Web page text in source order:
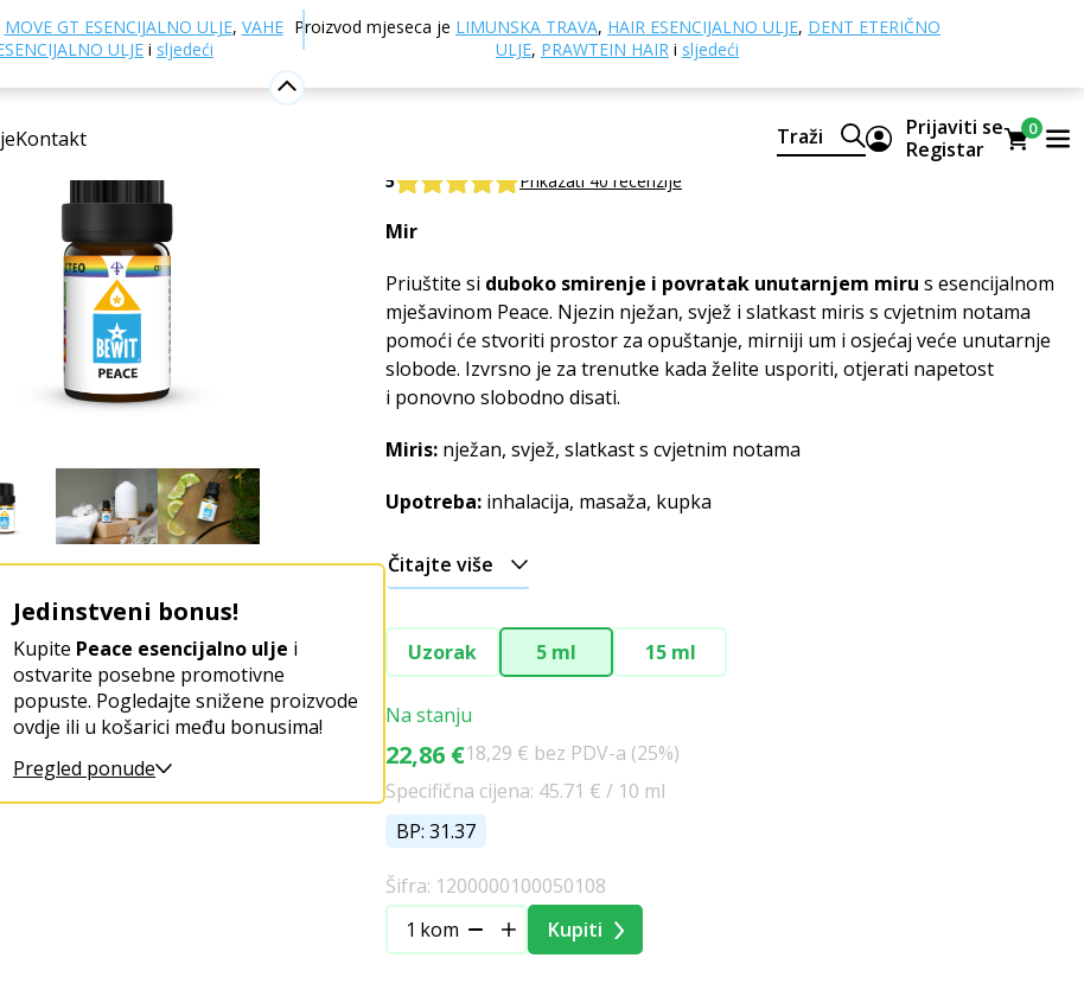
MOVE GT ESENCIJALNO ULJE, VAHE
ULJE i sljedeći
Proizvod mjeseca je LIMUNSKA TRAVA, HAIR ESENCIJALNO ULJE, DENT ETERIČNO
ULJE, PRAWTEIN HAIR i sljedeći
Kontakt Traži
Prijaviti se
Registar
0
Aromaterapija Eterična ulja Mješavine eteričnih ulja Peace esencijalno ulje
Jedinstveni bonus!
Kupite Peace esencijalno ulje i
ostvarite posebne promotivne
popuste. Pogledajte snižene proizvode
ovdje ili u košarici među bonusima!
Pregled ponude
Peace esencijalno ulje
100% prirodna mješavina CTEO® esencijalnih ulja
5 Prikazati 40 recenzije
Mir
Priuštite si duboko smirenje i povratak unutarnjem miru s esencijalnom
mješavinom Peace. Njezin nježan, svjež i slatkast miris s cvjetnim notama
pomoći će stvoriti prostor za opuštanje, mirniji um i osjećaj veće unutarnje
slobode. Izvrsno je za trenutke kada želite usporiti, otjerati napetost
i ponovno slobodno disati.
Miris: nježan, svjež, slatkast s cvjetnim notama
Upotreba: inhalacija, masaža, kupka
Čitajte više
Uzorak 5 ml 15 ml
Na stanju
22,86 €18,29 € bez PDV-a (25%)
Specifična cijena: 45.71 € / 10 ml
BP: 31.37
Šifra: 1200000100050108
kom
Kupiti